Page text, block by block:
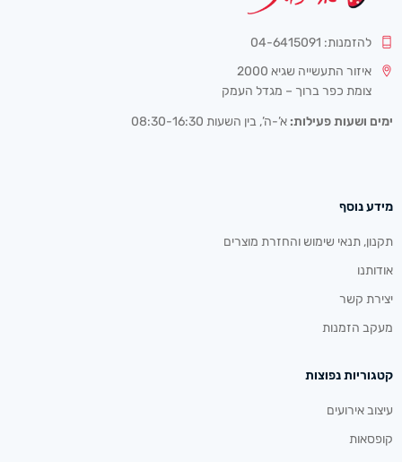
להזמנות: 04-6415091
איזור התעשייה שגיא 2000
צומת כפר ברוך – מגדל העמק
ימים ושעות פעילות: א’-ה’, בין השעות 08:30-16:30
מידע נוסף
תקנון, תנאי שימוש והחזרת מוצרים
אודותנו
יצירת קשר
מעקב הזמנות
קטגוריות נפוצות
עיצוב אירועים
קופסאות